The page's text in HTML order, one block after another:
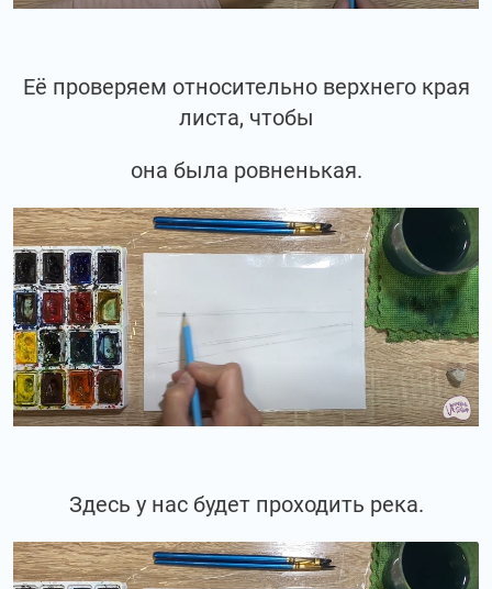
Её проверяем относительно верхнего края
листа, чтобы
она была ровненькая.
Здесь у нас будет проходить река.